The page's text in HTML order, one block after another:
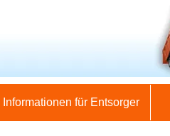
Informationen für Entsorger